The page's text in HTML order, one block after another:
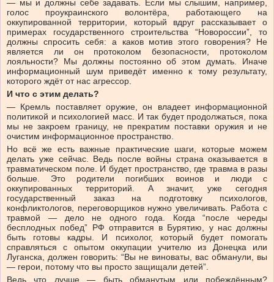
— мы и должны себе задавать. Если мы слышим, например,
голос проукраинского волонтёра, работающего на
оккупированной территории, который вдруг рассказывает о
примерах государственного строительства “Новороссии”, то
должны спросить себя: а каков мотив этого говорения? Не
является ли он протоколом безопасности, протоколом
лояльности? Мы должны постоянно об этом думать. Иначе
информационный шум приведёт именно к тому результату,
которого ждёт от нас агрессор.
И что с этим делать?
— Кремль поставляет оружие, он владеет информационной
политикой и психологией масс. И так будет продолжаться, пока
мы не закроем границу, не прекратим поставки оружия и не
очистим информационное пространство.
Но всё же есть важные практические шаги, которые можем
делать уже сейчас. Ведь после войны страна оказывается в
травматическом поле. И будет пространство, где травма в разы
больше. Это родители погибших воинов и люди с
оккупированных территорий. А значит, уже сегодня
государственный заказ на подготовку психологов,
конфликтологов, переговорщиков нужно увеличивать. Работа с
травмой — дело не одного года. Когда “после череды
бесплодных побед” РФ отправится в Бурятию, у нас должны
быть готовы кадры. И психолог, который будет помогать
справляться с опытом оккупации учителю из Донецка или
Луганска, должен говорить: “Вы не виноваты, вас обманули, вы
— герои, потому что вы просто защищали детей”.
Ведь что лучше — быть обманутым или побеждённым?